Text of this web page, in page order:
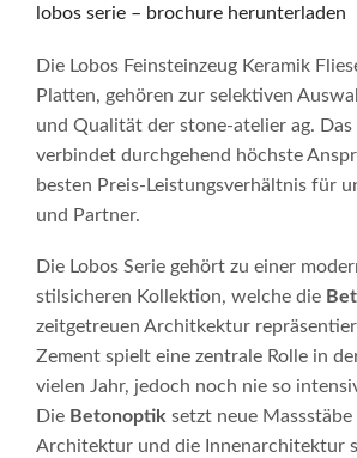
lobos serie – brochure herunterladen
Die Lobos Feinsteinzeug Keramik
Platten, gehören zur selektiven
und Qualität der stone-atelier ag.
verbindet durchgehend höchste
besten Preis-Leistungsverhältnis für
und Partner.
Die Lobos Serie gehört zu einer
stilsicheren Kollektion, welche die
zeitgetreuen Architkektur
Zement spielt eine zentrale Rolle in
vielen Jahr, jedoch noch nie so
Die Betonoptik setzt neue
Architektur und die Innenarchitektur